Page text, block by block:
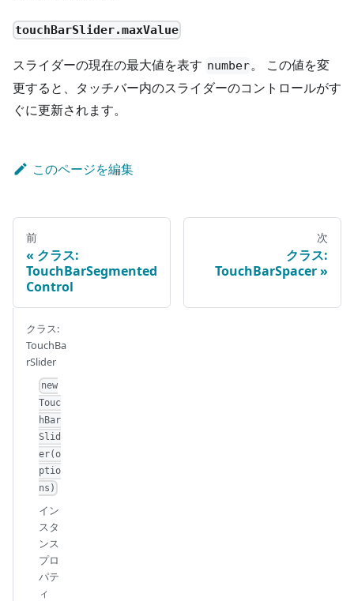
touchBarSlider.maxValue
スライダーの現在の最大値を表す number。 この値を変
更すると、タッチバー内のスライダーのコントロールがす
ぐに更新されます。
このページを編集
前
クラス:
TouchBarSegmented
Control
次
クラス:
TouchBarSpacer
クラス:
TouchBa
rSlider
new
Touc
hBar
Slid
er(o
ptio
ns)
イン
スタ
ンス
プロ
パテ
ィ